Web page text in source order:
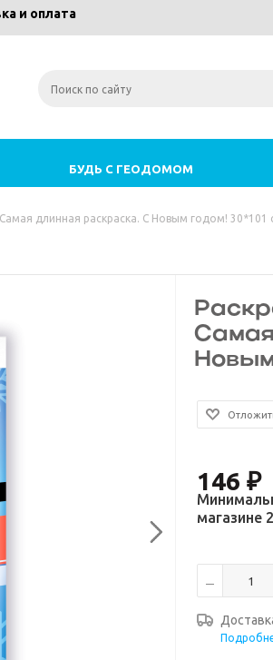
и оплата
БУДЬ С ГЕОДОМОМ
Самая длинная раскраска. С Новым годом! 30*101
Новым
146 ₽
магазине